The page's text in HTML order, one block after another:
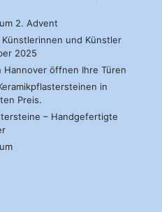
2. Advent
und Künstler
2025
öffnen Ihre Türen
in
Preis.
– Handgefertigte